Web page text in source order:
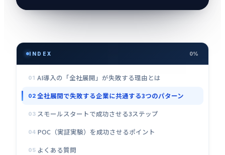
INDEX 0%
01 AI導入の「全社展開」が失敗する理由とは
02 全社展開で失敗する企業に共通する3つのパターン
03 スモールスタートで成功させる3ステップ
04 POC（実証実験）を成功させるポイント
05 よくある質問